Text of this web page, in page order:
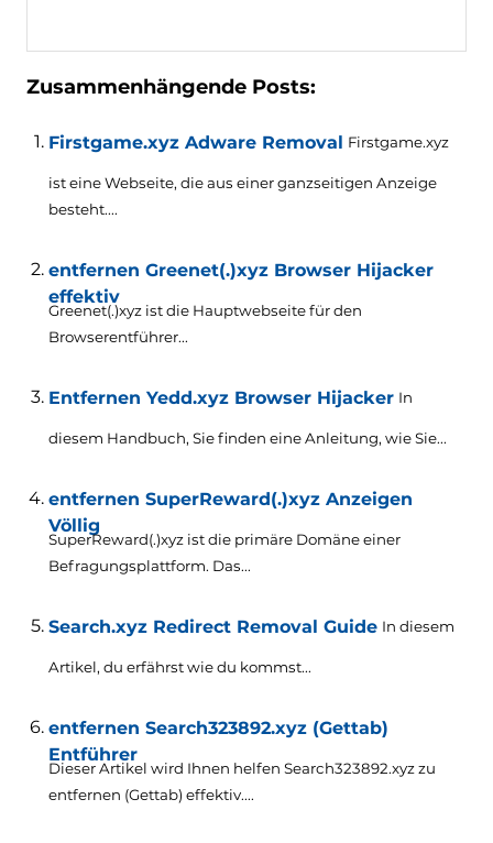
Zusammenhängende Posts:
Firstgame.xyz Adware Removal Firstgame.xyz
ist eine Webseite, die aus einer ganzseitigen Anzeige
besteht....
entfernen Greenet(.)xyz Browser Hijacker
effektiv
Greenet(.)xyz ist die Hauptwebseite für den
Browserentführer...
Entfernen Yedd.xyz Browser Hijacker In
diesem Handbuch, Sie finden eine Anleitung, wie Sie...
entfernen SuperReward(.)xyz Anzeigen
Völlig
SuperReward(.)xyz ist die primäre Domäne einer
Befragungsplattform. Das...
Search.xyz Redirect Removal Guide In diesem
Artikel, du erfährst wie du kommst...
entfernen Search323892.xyz (Gettab)
Entführer
Dieser Artikel wird Ihnen helfen Search323892.xyz zu
entfernen (Gettab) effektiv....